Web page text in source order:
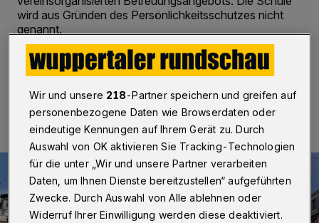
wird aus Gründen des Persönlichkeitsschutzes nicht
genannt.
12.05.2026 , 16:37 Uhr 2 Minuten Lesezeit
Wir und unsere 218-Partner speichern und greifen auf
personenbezogene Daten wie Browserdaten oder
eindeutige Kennungen auf Ihrem Gerät zu. Durch
Auswahl von OK aktivieren Sie Tracking-Technologien
für die unter „Wir und unsere Partner verarbeiten
Daten, um Ihnen Dienste bereitzustellen“ aufgeführten
Zwecke. Durch Auswahl von Alle ablehnen oder
Widerruf Ihrer Einwilligung werden diese deaktiviert.